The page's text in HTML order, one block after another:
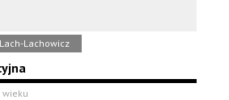
Lachowicz
wieku